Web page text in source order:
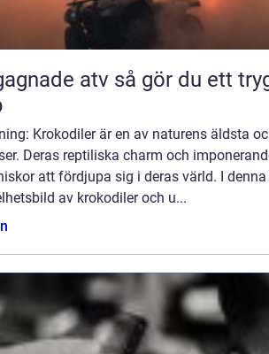
atv så gör du ett tryggt och smart
Krokodiler är en av naturens äldsta
Deras reptiliska charm och
att fördjupa sig i deras värld. I
av krokodiler och u...